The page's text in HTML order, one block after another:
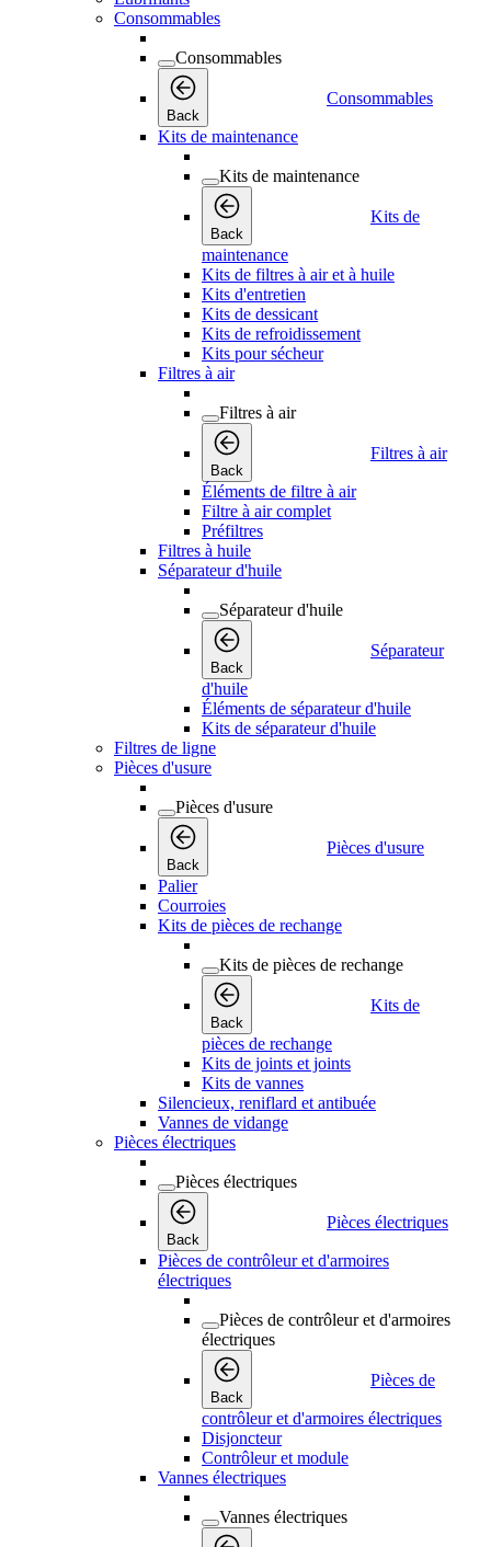
Consommables
Consommables
Back
Consommables
Kits de maintenance
Kits de maintenance
Back
Kits de
maintenance
Kits de filtres à air et à huile
Kits d'entretien
Kits de dessicant
Kits de refroidissement
Kits pour sécheur
Filtres à air
Filtres à air
Back
Filtres à air
Éléments de filtre à air
Filtre à air complet
Préfiltres
Filtres à huile
Séparateur d'huile
Séparateur d'huile
Back
Séparateur
d'huile
Éléments de séparateur d'huile
Kits de séparateur d'huile
Filtres de ligne
Pièces d'usure
Pièces d'usure
Back
Pièces d'usure
Palier
Courroies
Kits de pièces de rechange
Kits de pièces de rechange
Back
Kits de
pièces de rechange
Kits de joints et joints
Kits de vannes
Silencieux, reniflard et antibuée
Vannes de vidange
Pièces électriques
Pièces électriques
Back
Pièces électriques
Pièces de contrôleur et d'armoires
électriques
Pièces de contrôleur et d'armoires
électriques
Back
Pièces de
contrôleur et d'armoires électriques
Disjoncteur
Contrôleur et module
Vannes électriques
Vannes électriques